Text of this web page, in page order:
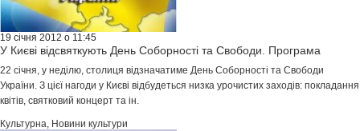
19 січня 2012 о 11:45
У Києві відсвяткують День Соборності та Свободи. Програма
22 січня, у неділю, столиця відзначатиме День Соборності та Свободи
України. З цієї нагоди у Києві відбудеться низка урочистих заходів: покладання
квітів, святковий концерт та ін.
Культурна, Новини культури